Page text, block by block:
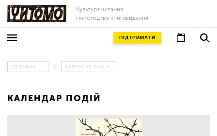
Культура читання
і мистецтво книговидання
ПІДТРИМАТИ
ГОЛОВНА КАЛЕНДАР ПОДІЙ
КАЛЕНДАР ПОДІЙ